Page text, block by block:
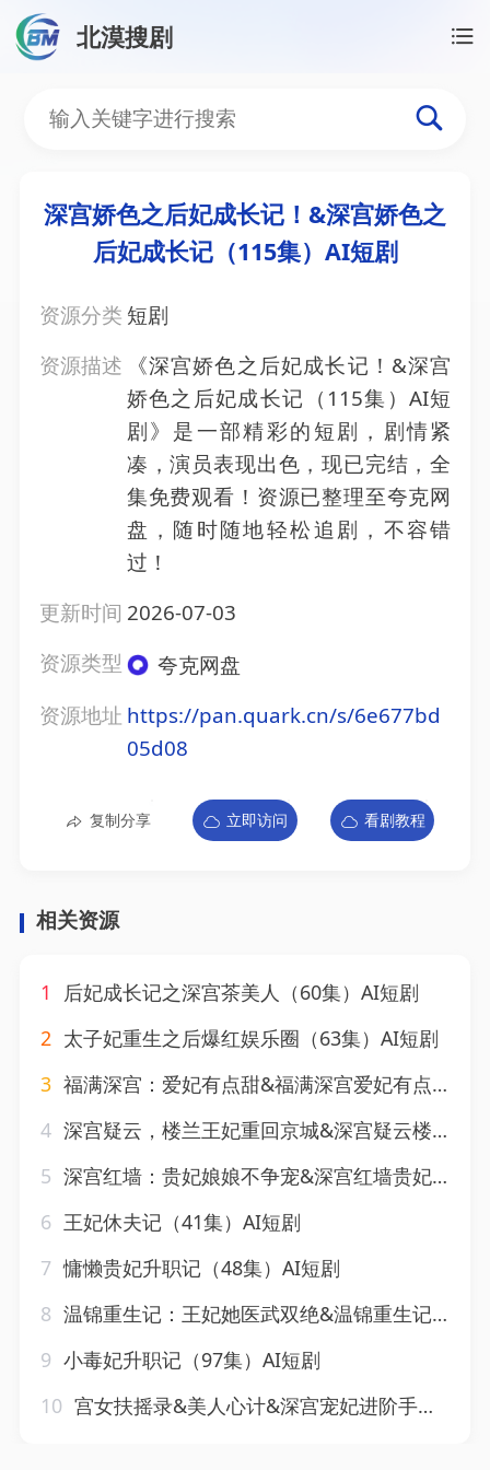
北漠搜剧
深宫娇色之后妃成长记
深宫娇色之后妃成长记！&深宫娇色之
后妃成长记（115集）AI短剧
资源分类 短剧
资源描述
《深宫娇色之后妃成长记！&深宫
娇色之后妃成长记（115集）AI短
剧》是一部精彩的短剧，剧情紧
凑，演员表现出色，现已完结，全
集免费观看！资源已整理至夸克网
盘，随时随地轻松追剧，不容错
过！
更新时间 2026-07-03
资源类型
夸克网盘
资源地址 https://pan.quark.cn/s/6e677bd
05d08
复制分享 立即访问 看剧教程
相关资源
1
后妃成长记之深宫茶美人（60集）AI短剧
2 太子妃重生之后爆红娱乐圈（63集）AI短剧
3 福满深宫：爱妃有点甜&福满深宫爱妃有点甜（61集）AI短剧
4 深宫疑云，楼兰王妃重回京城&深宫疑云楼兰王妃重回京城（55集）AI短剧
5 深宫红墙：贵妃娘娘不争宠&深宫红墙贵妃娘娘不争宠（51集）AI短剧
6 王妃休夫记（41集）AI短剧
7 慵懒贵妃升职记（48集）AI短剧
8 温锦重生记：王妃她医武双绝&温锦重生记王妃她医武双绝（89集）AI短剧
9 小毒妃升职记（97集）AI短剧
10 宫女扶摇录&美人心计&深宫宠妃进阶手册（52集）